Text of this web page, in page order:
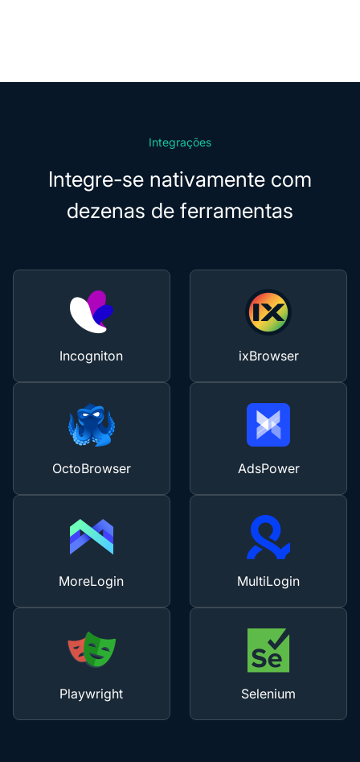
Integrações
Integre-se nativamente com
dezenas de ferramentas
Incogniton ixBrowser
OctoBrowser AdsPower
MoreLogin MultiLogin
Playwright Selenium